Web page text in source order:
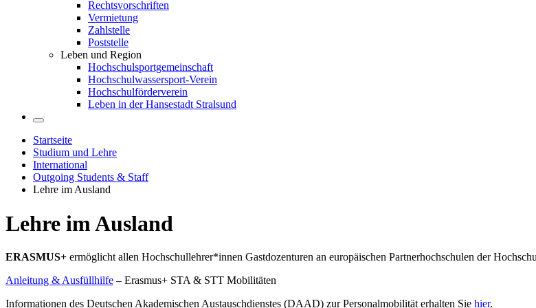
Rechtsvorschriften
Vermietung
Zahlstelle
Poststelle
Leben und Region
Hochschulsportgemeinschaft
Hochschulwassersport-Verein
Hochschulförderverein
Leben in der Hansestadt Stralsund
Startseite
Studium und Lehre
International
Outgoing Students & Staff
Lehre im Ausland
Lehre im Aus­land
ERASMUS+ ermöglicht allen Hochschullehrer*innen Gastdozenturen an europäischen Partnerhochschulen der
Anleitung & Ausfüllhilfe – Erasmus+ STA & STT Mobilitäten
Informationen des Deutschen Akademischen Austauschdienstes (DAAD) zur Personalmobilität erhalten Sie hier.